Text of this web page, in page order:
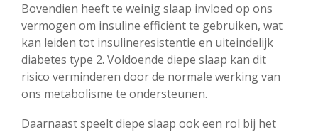
Bovendien heeft te weinig slaap invloed op ons
vermogen om insuline efficiënt te gebruiken, wat
kan leiden tot insulineresistentie en uiteindelijk
diabetes type 2. Voldoende diepe slaap kan dit
risico verminderen door de normale werking van
ons metabolisme te ondersteunen.
Daarnaast speelt diepe slaap ook een rol bij het